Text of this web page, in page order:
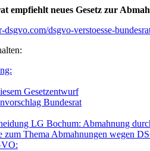
empfiehlt neues Gesetz zur
dsgvo.com/dsgvo-verstoesse-
Gesetzentwurf
Bundesrat
LG Bochum: Abmahnung
zum Thema Abmahnungen wegen